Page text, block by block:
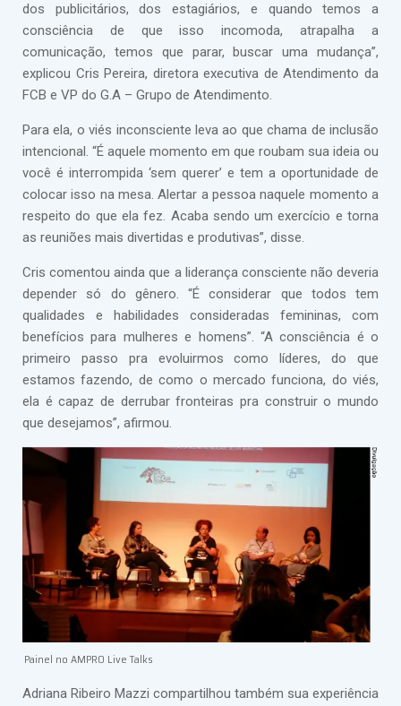
dos publicitários, dos estagiários, e quando temos a
consciência de que isso incomoda, atrapalha a
comunicação, temos que parar, buscar uma mudança”,
explicou Cris Pereira, diretora executiva de Atendimento da
FCB e VP do G.A – Grupo de Atendimento.
Para ela, o viés inconsciente leva ao que chama de inclusão
intencional. “É aquele momento em que roubam sua ideia ou
você é interrompida ‘sem querer’ e tem a oportunidade de
colocar isso na mesa. Alertar a pessoa naquele momento a
respeito do que ela fez. Acaba sendo um exercício e torna
as reuniões mais divertidas e produtivas”, disse.
Cris comentou ainda que a liderança consciente não deveria
depender só do gênero. “É considerar que todos tem
qualidades e habilidades consideradas femininas, com
benefícios para mulheres e homens”. “A consciência é o
primeiro passo pra evoluirmos como líderes, do que
estamos fazendo, de como o mercado funciona, do viés,
ela é capaz de derrubar fronteiras pra construir o mundo
que desejamos”, afirmou.
Painel no AMPRO Live Talks
Adriana Ribeiro Mazzi compartilhou também sua experiência